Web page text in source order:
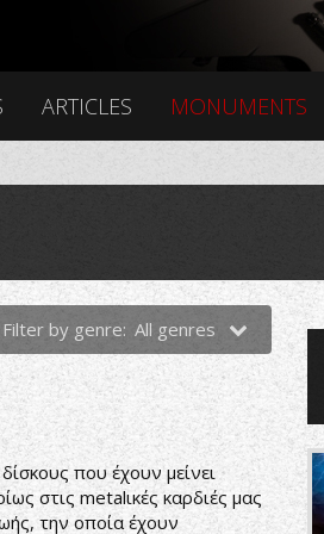
ARTICLES MONUMENTS
Filter by genre: All genres
που έχουν μείνει
στις metalικές καρδιές μας
την οποία έχουν